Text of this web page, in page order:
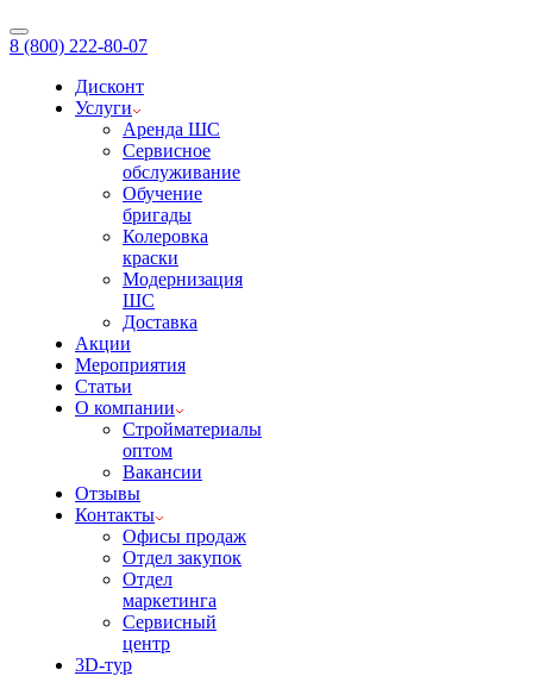
8 (800) 222-80-07
Дисконт
Услуги
Аренда ШС
Сервисное
обслуживание
Обучение
бригады
Колеровка
краски
Модернизация
ШС
Доставка
Акции
Мероприятия
Статьи
О компании
Стройматериалы
оптом
Вакансии
Отзывы
Контакты
Офисы продаж
Отдел закупок
Отдел
маркетинга
Сервисный
центр
3D-тур